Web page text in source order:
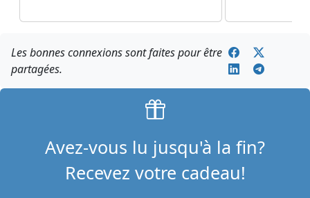
Les bonnes connexions sont faites pour être
partagées.
Avez-vous lu jusqu'à la fin?
Recevez votre cadeau!